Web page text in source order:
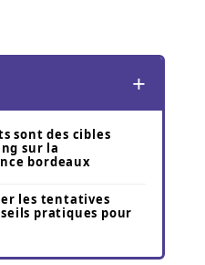
sont des cibles
sur la
bordeaux
les tentatives
pratiques pour